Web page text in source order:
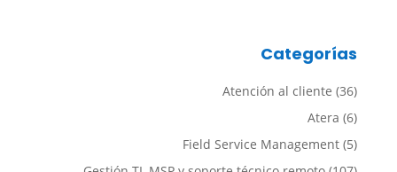
Categorías
Atención al cliente (36)
Atera (6)
Field Service Management (5)